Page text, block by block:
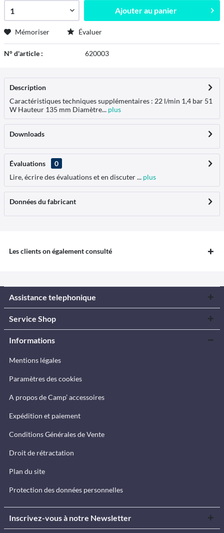
Ajouter au panier
Mémoriser Évaluer
N° d'article : 620003
Description
Caractéristiques techniques supplémentaires : 22 l/min 1,4 bar 51
W Hauteur 135 mm Diamètre... plus
Downloads
Évaluations
0
Lire, écrire des évaluations et en discuter ... plus
Données du fabricant
Les clients on également consulté
Assistance telephonique
Service Shop
Informations
Mentions légales
Paramètres des cookies
A propos de Camp’ accessoires
Expédition et paiement
Conditions Générales de Vente
Droit de rétractation
Plan du site
Protection des données personnelles
Inscrivez-vous à notre Newsletter